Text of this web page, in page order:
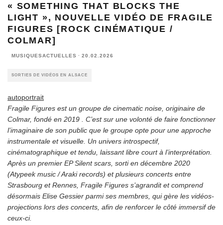
« SOMETHING THAT BLOCKS THE
LIGHT », NOUVELLE VIDÉO DE FRAGILE
FIGURES [ROCK CINÉMATIQUE /
COLMAR]
MUSIQUESACTUELLES · 20.02.2026
SORTIES DE VIDÉOS EN ALSACE
autoportrait
Fragile Figures est un groupe de cinematic noise, originaire de
Colmar, fondé en 2019 . C’est sur une volonté de faire fonctionner
l’imaginaire de son public que le groupe opte pour une approche
instrumentale et visuelle. Un univers introspectif,
cinématographique et tendu, laissant libre court à l’interprétation.
Après un premier EP Silent scars, sorti en décembre 2020
(Atypeek music / Araki records) et plusieurs concerts entre
Strasbourg et Rennes, Fragile Figures s’agrandit et comprend
désormais Elise Gessier parmi ses membres, qui gère les vidéos-
projections lors des concerts, afin de renforcer le côté immersif de
ceux-ci.